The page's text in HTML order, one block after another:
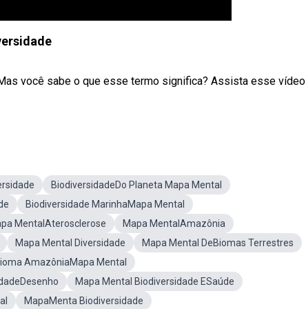
você sabe o que esse termo significa? Assista esse vídeo
BiodiversidadeDo Planeta Mapa Mental
Biodiversidade MarinhaMapa Mental
MentalAterosclerose
Mapa MentalAmazônia
Mapa Mental Diversidade
Mapa Mental DeBiomas Terrestres
AmazôniaMapa Mental
Mapa Mental Biodiversidade ESaúde
MapaMenta Biodiversidade